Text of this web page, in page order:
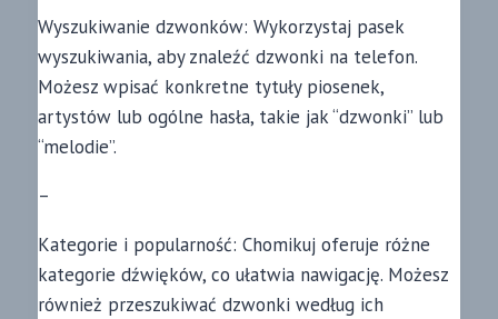
Wyszukiwanie dzwonków: Wykorzystaj pasek
wyszukiwania, aby znaleźć dzwonki na telefon.
Możesz wpisać konkretne tytuły piosenek,
artystów lub ogólne hasła, takie jak “dzwonki” lub
“melodie”.
–
Kategorie i popularność: Chomikuj oferuje różne
kategorie dźwięków, co ułatwia nawigację. Możesz
również przeszukiwać dzwonki według ich